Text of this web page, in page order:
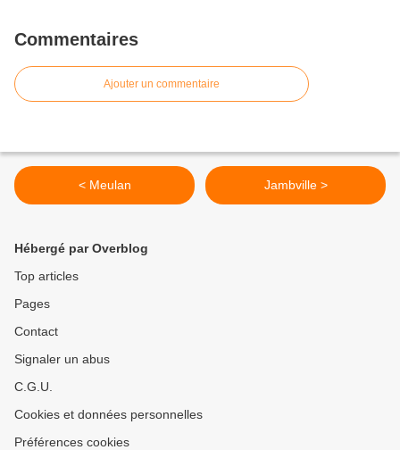
Commentaires
Ajouter un commentaire
< Meulan Jambville >
Hébergé par Overblog
Top articles
Pages
Contact
Signaler un abus
C.G.U.
Cookies et données personnelles
Préférences cookies